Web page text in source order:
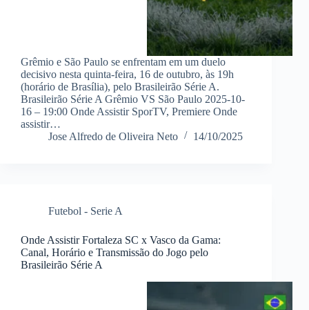
Grêmio e São Paulo se enfrentam em um duelo
decisivo nesta quinta-feira, 16 de outubro, às 19h
(horário de Brasília), pelo Brasileirão Série A.
Brasileirão Série A Grêmio VS São Paulo 2025-10-
16 – 19:00 Onde Assistir SporTV, Premiere Onde
assistir…
Jose Alfredo de Oliveira Neto
14/10/2025
Futebol - Serie A
Onde Assistir Fortaleza SC x Vasco da Gama:
Canal, Horário e Transmissão do Jogo pelo
Brasileirão Série A